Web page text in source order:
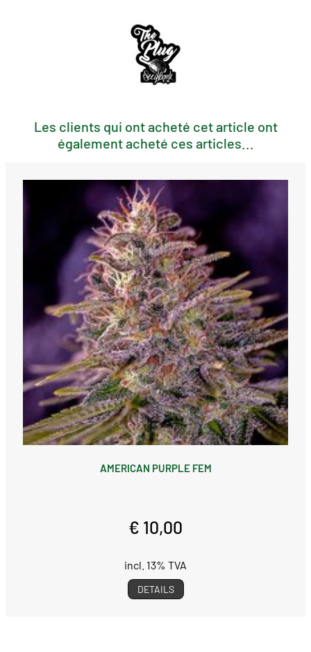
Les clients qui ont acheté cet article ont
également acheté ces articles...
AMERICAN PURPLE FEM
€ 10,00
incl. 13% TVA
DETAILS